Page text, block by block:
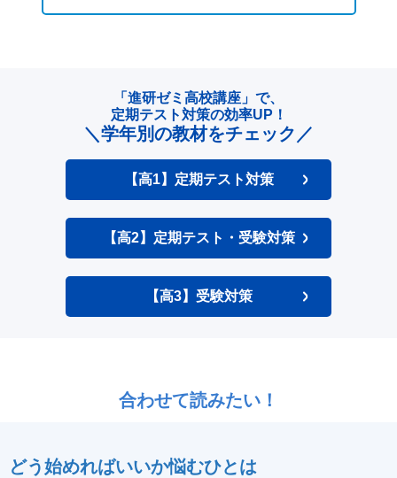
「進研ゼミ高校講座」で、
定期テスト対策の効率UP！
＼学年別の教材をチェック／
【高1】定期テスト対策
【高2】定期テスト・受験対策
【高3】受験対策
合わせて読みたい！
どう始めればいいか悩むひとは